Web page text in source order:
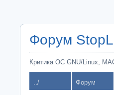
Форум
Критика ОС GNU/Linux,
../ Форум